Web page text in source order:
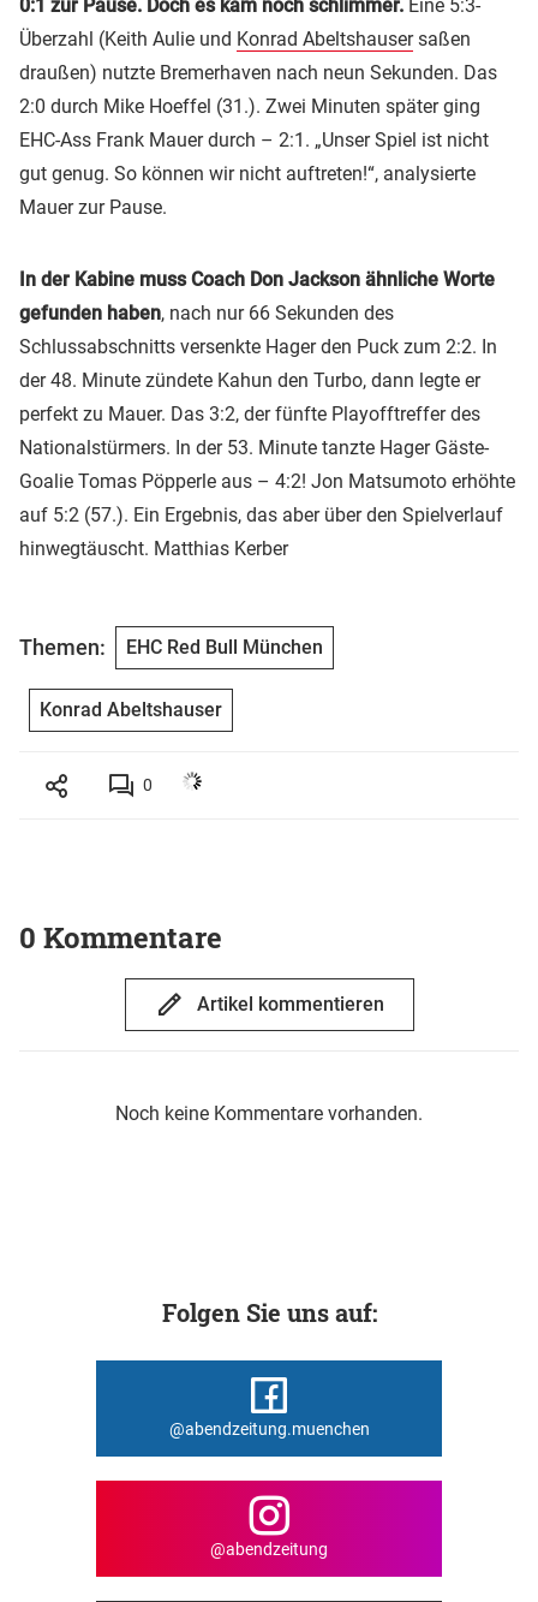
0:1 zur Pause. Doch es kam noch schlimmer. Eine 5:3-
Überzahl (Keith Aulie und Konrad Abeltshausersaßen
draußen) nutzte Bremerhaven nach neun Sekunden. Das
2:0 durch Mike Hoeffel (31.). Zwei Minuten später ging
EHC-Ass Frank Mauer durch – 2:1. „Unser Spiel ist nicht
gut genug. So können wir nicht auftreten!“, analysierte
Mauer zur Pause.
In der Kabine muss Coach Don Jackson ähnliche Worte
gefunden haben, nach nur 66 Sekunden des
Schlussabschnitts versenkte Hager den Puck zum 2:2. In
der 48. Minute zündete Kahun den Turbo, dann legte er
perfekt zu Mauer. Das 3:2, der fünfte Playofftreffer des
Nationalstürmers. In der 53. Minute tanzte Hager Gäste-
Goalie Tomas Pöpperle aus – 4:2! Jon Matsumoto erhöhte
auf 5:2 (57.). Ein Ergebnis, das aber über den Spielverlauf
hinwegtäuscht. Matthias Kerber
Themen: EHC Red Bull München
Konrad Abeltshauser
0
0 Kommentare
Artikel kommentieren
Noch keine Kommentare vorhanden.
Folgen Sie uns auf:
@abendzeitung.muenchen
@abendzeitung